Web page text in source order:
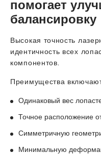
помогает
балансировку
Высокая точность
идентичность всех
компонентов.
Преимущества
Одинаковый вес
Точное расположение
Симметричную
Минимальную